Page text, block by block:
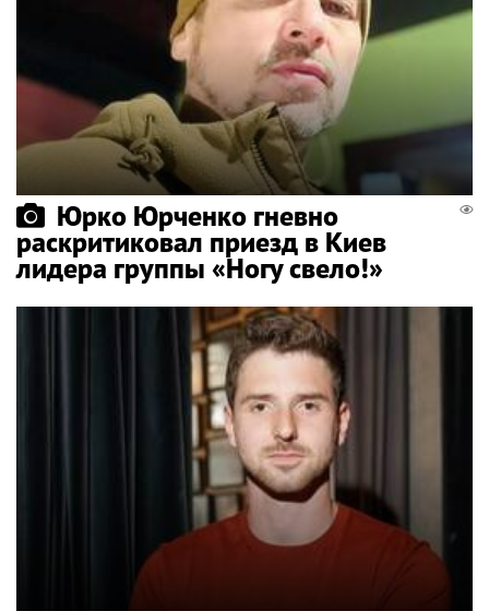
Юрко Юрченко гневно
раскритиковал приезд в Киев
лидера группы «Ногу свело!»